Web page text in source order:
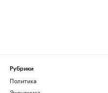
Рубрики
Политика